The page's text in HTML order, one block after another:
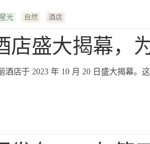
星光 自然 酒店
店盛大揭幕，
酒店于 2023 年 10 月 20 日盛大揭幕